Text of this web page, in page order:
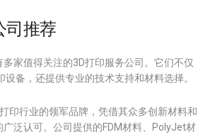
司推荐
家值得关注的3D打印服务公司。它们不仅
设备，还提供专业的技术支持和材料选择。
印行业的领军品牌，凭借其众多创新材料和
泛认可。公司提供的FDM材料、PolyJet材